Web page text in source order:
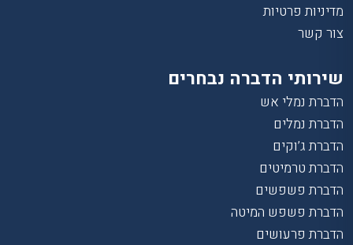
מדיניות פרטיות
צור קשר
שירותי הדברה נבחרים
הדברת נמלי אש
הדברת נמלים
הדברת ג’וקים
הדברת טרמיטים
הדברת פשפשים
הדברת פשפש המיטה
הדברת פרעושים